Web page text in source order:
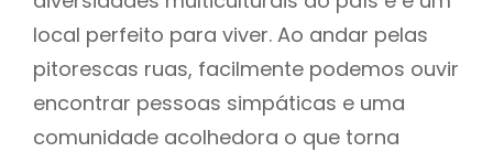
local perfeito para viver. Ao andar pelas
pitorescas ruas, facilmente podemos ouvir
encontrar pessoas simpáticas e uma
comunidade acolhedora o que torna